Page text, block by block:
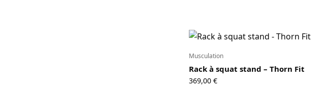
Musculation
Rack à squat stand – Thorn Fit
369,00 €